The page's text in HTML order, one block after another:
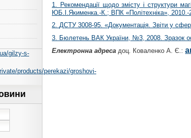
1. Рекомендації щодо змісту і структури
ЮБ.І.Якименка.-К.; ВПК «Політехніка», 2010.-
2. ДСТУ 3008-95. «Документація. Звіти у
3. Бюлетень ВАК України, №3, 2008. Зразок
Електронна адреса доц. Коваленко А. Є.:
gilzy-s-
products/perekazi/groshovi-